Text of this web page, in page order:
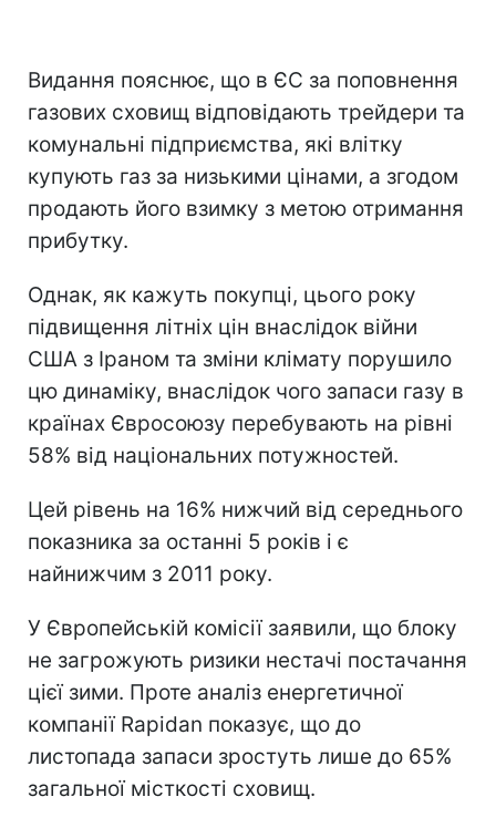
Видання пояснює, що в ЄС за поповнення
газових сховищ відповідають трейдери та
комунальні підприємства, які влітку
купують газ за низькими цінами, а згодом
продають його взимку з метою отримання
прибутку.
Однак, як кажуть покупці, цього року
підвищення літніх цін внаслідок війни
США з Іраном та зміни клімату порушило
цю динаміку, внаслідок чого запаси газу в
країнах Євросоюзу перебувають на рівні
58% від національних потужностей.
Цей рівень на 16% нижчий від середнього
показника за останні 5 років і є
найнижчим з 2011 року.
У Європейській комісії заявили, що блоку
не загрожують ризики нестачі постачання
цієї зими. Проте аналіз енергетичної
компанії Rapidan показує, що до
листопада запаси зростуть лише до 65%
загальної місткості сховищ.